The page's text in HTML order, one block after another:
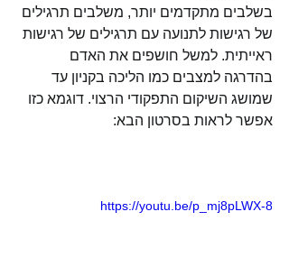
בשלבים מתקדמים יותר, משלבים תרגילים
של רגישות לתנועה עם תרגילים של רגישות
ראייתית. למשל חושפים את האדם
בהדרגה למצבים כמו הליכה בקניון עד
שמושג השיקום התפקודי הרצוי. דוגמא כזו
אפשר לראות בסרטון הבא:
https://youtu.be/p_mj8pLWX-8